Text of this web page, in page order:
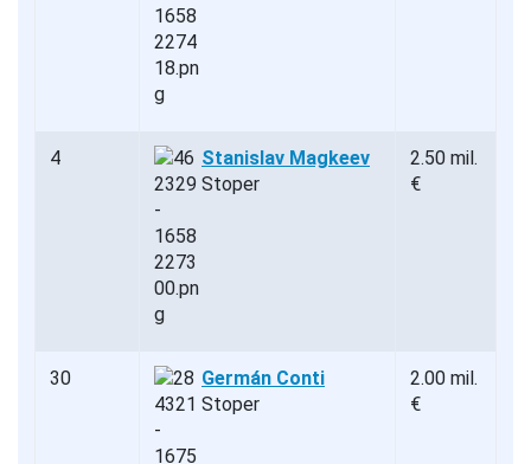
4
Stanislav Magkeev
Stoper
2.50 mil.
€
30
Germán Conti
Stoper
2.00 mil.
€